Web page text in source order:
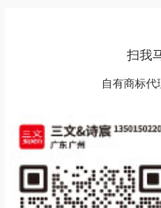
扫我
自有商标代